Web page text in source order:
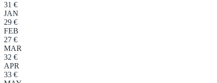
31 €
JAN
29 €
FEB
27 €
MAR
32 €
APR
33 €